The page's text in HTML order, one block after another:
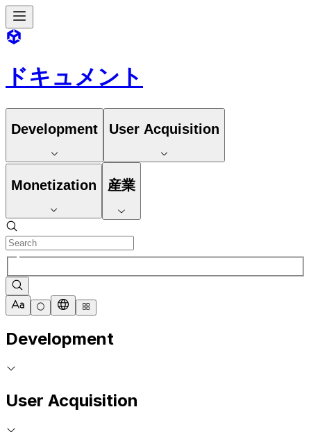
ドキュメント
Development User Acquisition
Monetization 産業
Development
User Acquisition